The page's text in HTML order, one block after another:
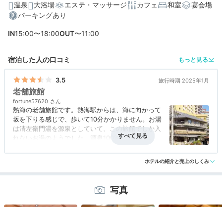
編集部おすすめの３つのポイント
鮮度抜群の地魚を味わう。静岡の美食を部屋食で心行く
まで堪能
仲居さんの心温まるおもてなしにほっと安らげる
温泉
大浴場 エステ・マッサージ カフェ 和室
宴会場
パーキングあり
IN15:00〜18:00OUT〜11:00
宿泊した人の口コミ もっと見る
3.5 旅行時期 2025年1月
老舗旅館
fortune57620
熱海の老舗旅館です。熱海駅からは、海に向かって
坂を下りる感じで、歩いて10分かかりません。お湯
は清左衛門湯を源泉としていて、この旅館でしか入
れないお湯のようでした。源泉100%のかけ流しで
ホテルの紹介と売上のしくみ
写真